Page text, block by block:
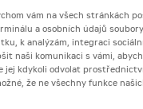
CZ pro hasiče
vám na všech stránkách
a osobních údajů
k analýzám, integraci
naši komunikaci s vámi,
jej kdykoli odvolat
že ne všechny funkce